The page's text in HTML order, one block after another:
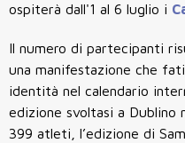
ospiterà dall'1 al 6 luglio i
Il numero di partecipanti
una manifestazione che
identità nel calendario
edizione svoltasi a Dublino
399 atleti , l’edizione di